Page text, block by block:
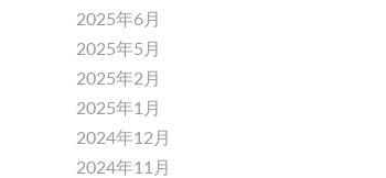
2025年6月
2025年5月
2025年2月
2025年1月
2024年12月
2024年11月